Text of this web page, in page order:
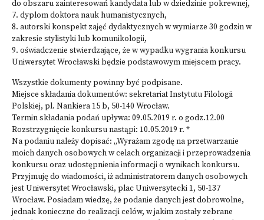
do obszaru zainteresowań kandydata lub w dziedzinie pokrewnej,
7. dyplom doktora nauk humanistycznych,
8. autorski konspekt zajęć dydaktycznych w wymiarze 30 godzin w
zakresie stylistyki lub komunikologii,
9. oświadczenie stwierdzające, że w wypadku wygrania konkursu
Uniwersytet Wrocławski będzie podstawowym miejscem pracy.
Wszystkie dokumenty powinny być podpisane.
Miejsce składania dokumentów: sekretariat Instytutu Filologii
Polskiej, pl. Nankiera 15 b, 50-140 Wrocław.
Termin składania podań upływa: 09.05.2019 r. o godz.12.00
Rozstrzygnięcie konkursu nastąpi: 10.05.2019 r. *
Na podaniu należy dopisać: „Wyrażam zgodę na przetwarzanie
moich danych osobowych w celach organizacji i przeprowadzenia
konkursu oraz udostępnienia informacji o wynikach konkursu.
Przyjmuję do wiadomości, iż administratorem danych osobowych
jest Uniwersytet Wrocławski, plac Uniwersytecki 1, 50-137
Wrocław. Posiadam wiedzę, że podanie danych jest dobrowolne,
jednak konieczne do realizacji celów, w jakim zostały zebrane